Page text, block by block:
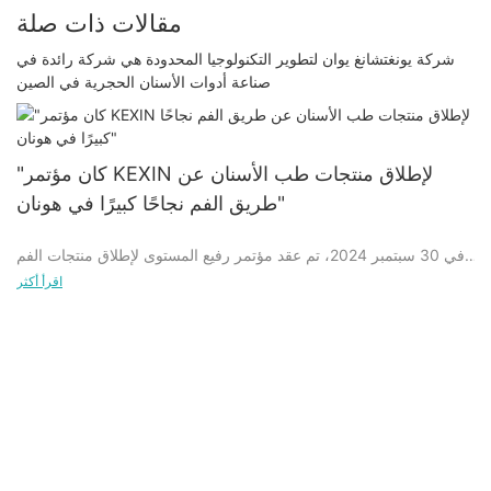
مقالات ذات صلة
شركة يونغتشانغ يوان لتطوير التكنولوجيا المحدودة هي شركة رائدة في
صناعة أدوات الأسنان الحجرية في الصين
"كان مؤتمر KEXIN لإطلاق منتجات طب الأسنان عن
طريق الفم نجاحًا كبيرًا في هونان"
في 30 سبتمبر 2024، تم عقد مؤتمر رفيع المستوى لإطلاق منتجات الفم
والأسنان بنجاح في هونان، والذي جذب اهتمامًا واسع النطاق في الصناعة.
اقرأ أكثر